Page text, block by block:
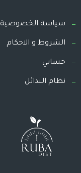
سياسة الخصوصية
الشروط و الاحكام
حسابي
نظام البدائل